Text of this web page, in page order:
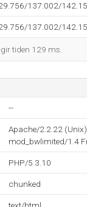
137.002/
137.002/
tiden 129 ms.
--
Apache/2.2.22
mod_bwlimited/1.4
PHP/5.3.10
chunked